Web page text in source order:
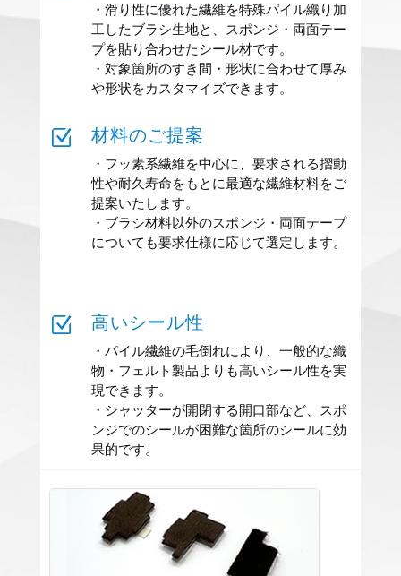
・滑り性に優れた繊維を特殊パイル織り加
工したブラシ生地と、スポンジ・両面テー
プを貼り合わせたシール材です。
・対象箇所のすき間・形状に合わせて厚み
や形状をカスタマイズできます。
Z 材料のご提案
・フッ素系繊維を中心に、要求される摺動
性や耐久寿命をもとに最適な繊維材料をご
提案いたします。
・ブラシ材料以外のスポンジ・両面テープ
についても要求仕様に応じて選定します。
Z 高いシール性
・パイル繊維の毛倒れにより、一般的な織
物・フェルト製品よりも高いシール性を実
現できます。
・シャッターが開閉する開口部など、スポ
ンジでのシールが困難な箇所のシールに効
果的です。